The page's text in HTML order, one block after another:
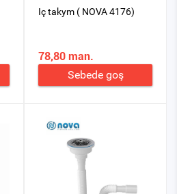
Iç takym ( NOVA 4176)
78,80 man.
Sebede goş